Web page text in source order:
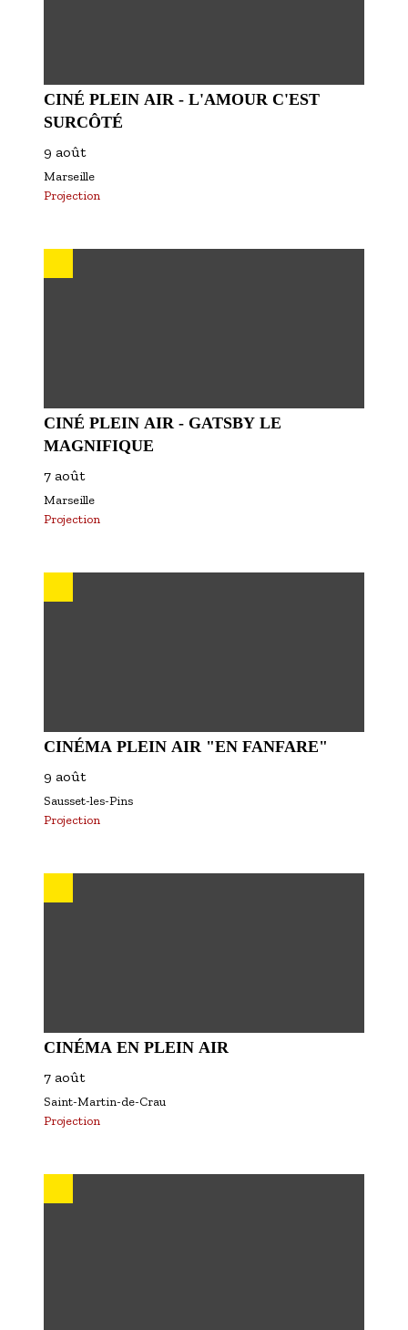
CINÉ PLEIN AIR - L'AMOUR C'EST
SURCÔTÉ
9 août
Marseille
Projection
CINÉ PLEIN AIR - GATSBY LE
MAGNIFIQUE
7 août
Marseille
Projection
CINÉMA PLEIN AIR "EN FANFARE"
9 août
Sausset-les-Pins
Projection
CINÉMA EN PLEIN AIR
7 août
Saint-Martin-de-Crau
Projection